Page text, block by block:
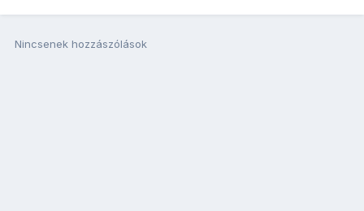
Nincsenek hozzászólások